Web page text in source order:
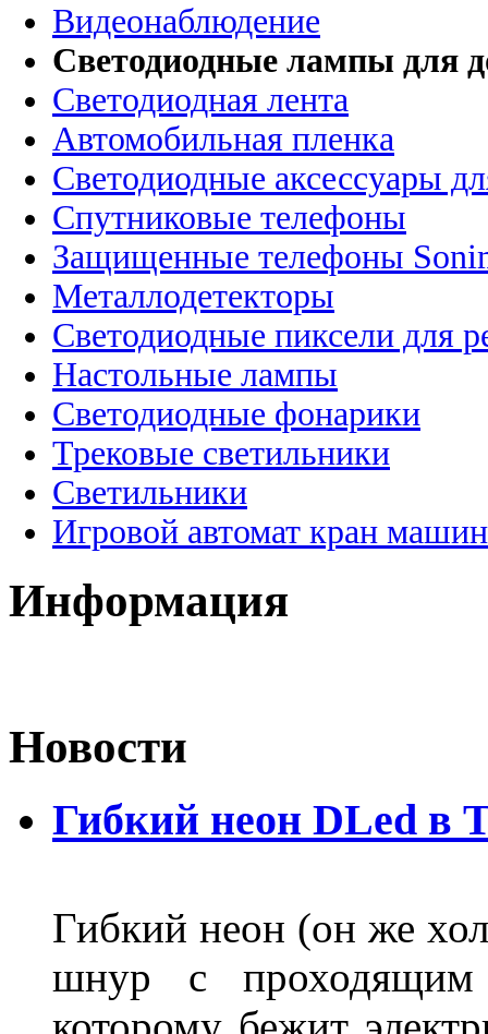
Видеонаблюдение
Светодиодные лампы для
Светодиодная лента
Автомобильная пленка
Светодиодные аксессуары
Спутниковые телефоны
Защищенные телефоны
Металлодетекторы
Светодиодные пиксели для
Настольные лампы
Светодиодные фонарики
Трековые светильники
Светильники
Игровой автомат кран
Информация
Новости
Гибкий неон DLed в
Гибкий неон (он же
шнур с